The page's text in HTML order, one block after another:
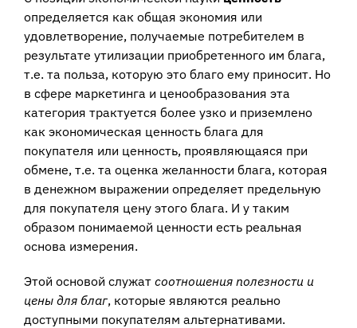
определяется как общая экономия или
удовлетворение, получаемые потребителем в
результате утилизации приобретенного им блага,
т.е. та польза, которую это благо ему приносит. Но
в сфере маркетинга и ценообразования эта
категория трактуется более узко и приземлено
как экономическая ценность блага для
покупателя или ценность, проявляющаяся при
обмене, т.е. та оценка желанности блага, которая
в денежном выражении определяет предельную
для покупателя цену этого блага. И у таким
образом понимаемой ценности есть реальная
основа измерения.
Этой основой служат соотношения полезности и
цены для благ, которые являются реально
доступными покупателям альтернативами.